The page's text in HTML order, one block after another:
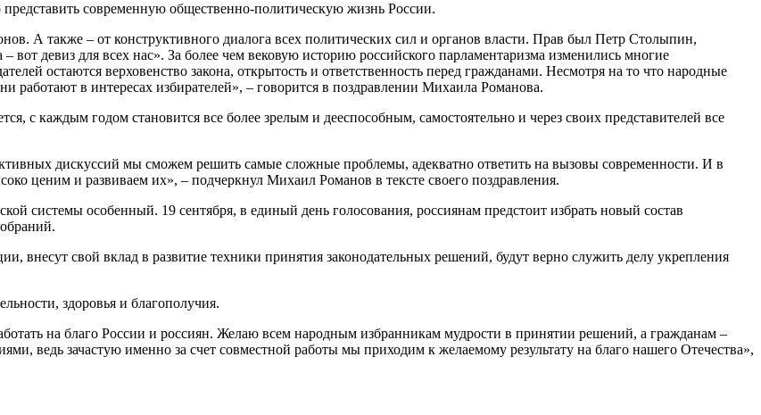
представить современную общественно-политическую жизнь России.
А также – от конструктивного диалога всех политических сил и органов власти. Прав был Петр Столыпин,
девиз для всех нас». За более чем вековую историю российского парламентаризма изменились многие
остаются верховенство закона, открытость и ответственность перед гражданами. Несмотря на то что народные
работают в интересах избирателей», – говорится в поздравлении Михаила Романова.
с каждым годом становится все более зрелым и дееспособным, самостоятельно и через своих представителей все
дискуссий мы сможем решить самые сложные проблемы, адекватно ответить на вызовы современности. И в
ценим и развиваем их», – подчеркнул Михаил Романов в тексте своего поздравления.
системы особенный. 19 сентября, в единый день голосования, россиянам предстоит избрать новый состав
внесут свой вклад в развитие техники принятия законодательных решений, будут верно служить делу укрепления
здоровья и благополучия.
на благо России и россиян. Желаю всем народным избранникам мудрости в принятии решений, а гражданам –
ведь зачастую именно за счет совместной работы мы приходим к желаемому результату на благо нашего Отечества»,